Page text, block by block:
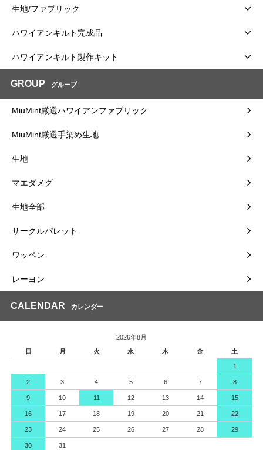
生地/ファブリック
ハワイアンキルト完成品
ハワイアンキルト製作キット
GROUP グループ
MiuMint厳選ハワイアンファブリック
MiuMint厳選手染め生地
生地
マエダメグ
生地全部
サークルパレット
ワッペン
レーヨン
CALENDAR カレンダー
2026年8月
日
月 火 水 木 金 土
1
2 3 4 5 6 7 8
9 10 11 12 13 14 15
16 17 18 19 20 21 22
23 24 25 26 27 28 29
30 31